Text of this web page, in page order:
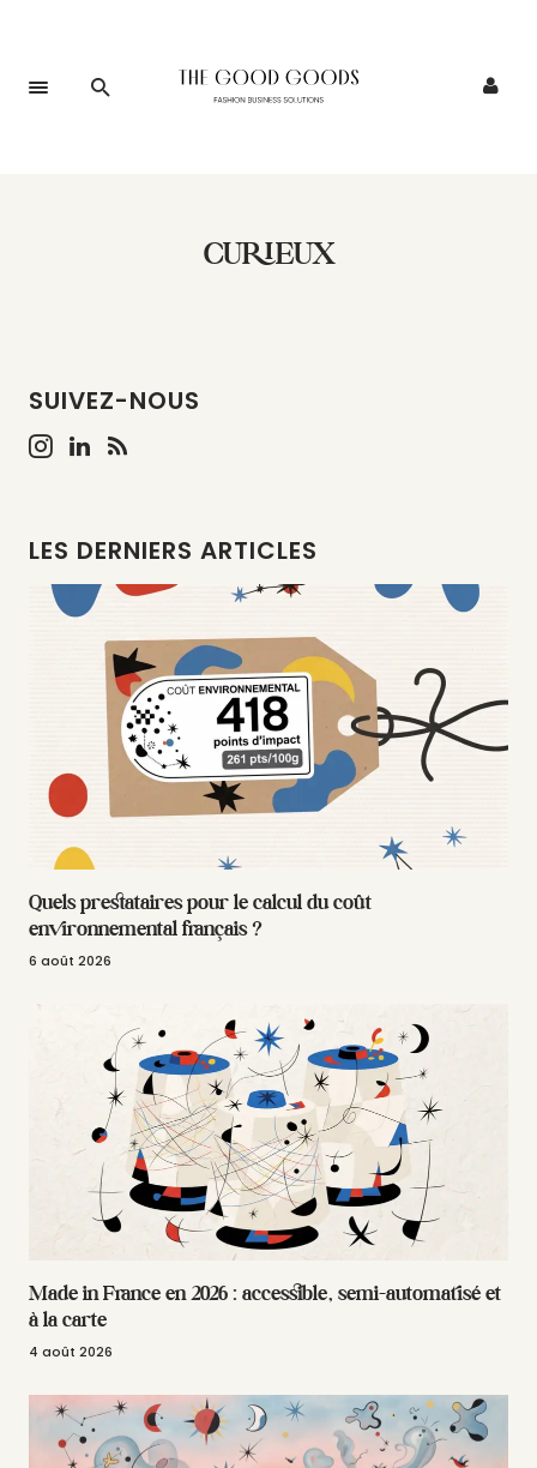
CURIEUX
SUIVEZ-NOUS
LES DERNIERS ARTICLES
Quels prestataires pour le calcul du coût
environnemental français ?
6 août 2026
Made in France en 2026 : accessible, semi-automatisé et
à la carte
4 août 2026